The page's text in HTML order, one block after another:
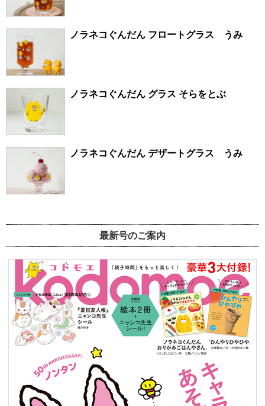
ノラネコぐんだん フロートグラス うみ
ノラネコぐんだん グラス そらをとぶ
ノラネコぐんだん デザートグラス うみ
最新号のご案内